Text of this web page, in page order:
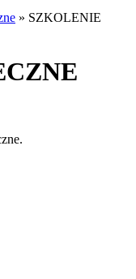
» SZKOLENIE